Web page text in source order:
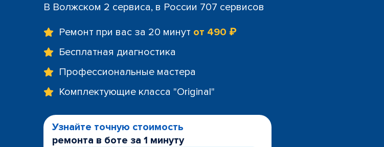
В Волжском 2 сервиса, в России 707 сервисов
Ремонт при вас за 20 минут от 490 ₽
Бесплатная диагностика
Профессиональные мастера
Комплектующие класса "Original"
Узнайте точную стоимость
ремонта в боте за 1 минуту